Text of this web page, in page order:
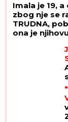
Imala je 19,
zbog nje se
TRUDNA,
ona je